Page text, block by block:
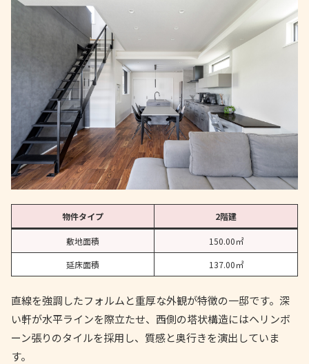
物件タイプ 2階建
敷地面積
150.00㎡
延床面積
137.00㎡
直線を強調したフォルムと重厚な外観が特徴の一邸です。深
い軒が水平ラインを際立たせ、西側の塔状構造にはヘリンボ
ーン張りのタイルを採用し、質感と奥行きを演出していま
す。